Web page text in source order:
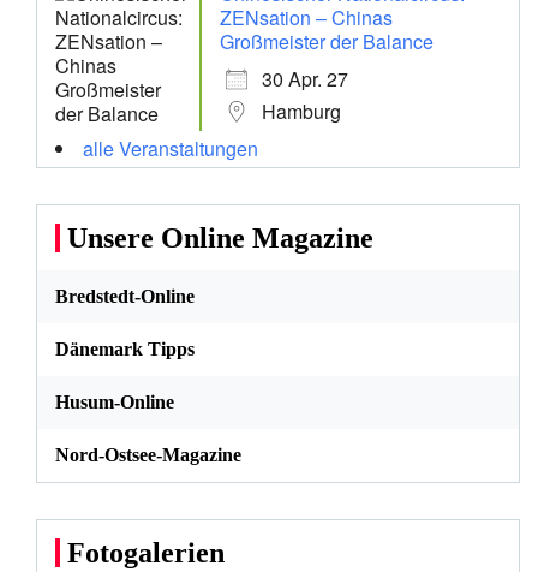
ZENsation – Chinas
Großmeister der Balance
30 Apr. 27
Hamburg
alle Veranstaltungen
Unsere Online Magazine
Bredstedt-Online
Dänemark Tipps
Husum-Online
Nord-Ostsee-Magazine
Fotogalerien